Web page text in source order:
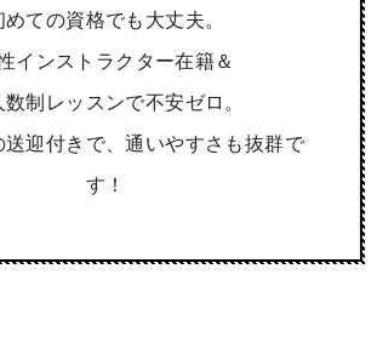
めての資格でも大丈夫。
インストラクター在籍＆
制レッスンで不安ゼロ。
送迎付きで、通いやすさも抜群で
す！